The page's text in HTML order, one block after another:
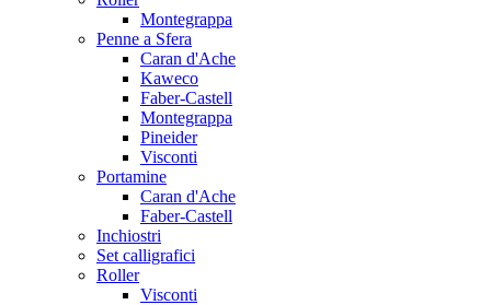
Montegrappa
Penne a Sfera
Caran d'Ache
Kaweco
Faber-Castell
Montegrappa
Pineider
Visconti
Portamine
Caran d'Ache
Faber-Castell
Inchiostri
Set calligrafici
Roller
Visconti